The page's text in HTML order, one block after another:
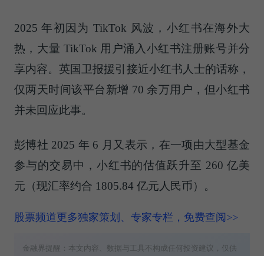
2025 年初因为 TikTok 风波，小红书在海外大
热，大量 TikTok 用户涌入小红书注册账号并分
享内容。英国卫报援引接近小红书人士的话称，
仅两天时间该平台新增 70 余万用户，但小红书
并未回应此事。
彭博社 2025 年 6 月又表示，在一项由大型基金
参与的交易中，小红书的估值跃升至 260 亿美
元（现汇率约合 1805.84 亿元人民币）。
股票频道更多独家策划、专家专栏，免费查阅>>
金融界提醒：本文内容、数据与工具不构成任何投资建议，仅供